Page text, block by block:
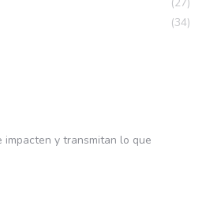
(34)
impacten y transmitan lo que